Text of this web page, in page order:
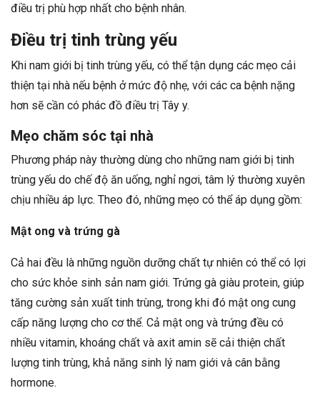
điều trị phù hợp nhất cho bệnh nhân.
Điều trị tinh trùng yếu
Khi nam giới bị tinh trùng yếu, có thể tận dụng các mẹo cải
thiện tại nhà nếu bệnh ở mức độ nhẹ, với các ca bệnh nặng
hơn sẽ cần có phác đồ điều trị Tây y.
Mẹo chăm sóc tại nhà
Phương pháp này thường dùng cho những nam giới bị tinh
trùng yếu do chế độ ăn uống, nghỉ ngơi, tâm lý thường xuyên
chịu nhiều áp lực. Theo đó, những mẹo có thể áp dụng gồm:
Mật ong và trứng gà
Cả hai đều là những nguồn dưỡng chất tự nhiên có thể có lợi
cho sức khỏe sinh sản nam giới. Trứng gà giàu protein, giúp
tăng cường sản xuất tinh trùng, trong khi đó mật ong cung
cấp năng lượng cho cơ thể. Cả mật ong và trứng đều có
nhiều vitamin, khoáng chất và axit amin sẽ cải thiện chất
lượng tinh trùng, khả năng sinh lý nam giới và cân bằng
hormone.